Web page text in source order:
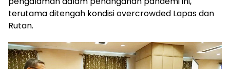
terutama ditengah kondisi overcrowded Lapas dan
Rutan.